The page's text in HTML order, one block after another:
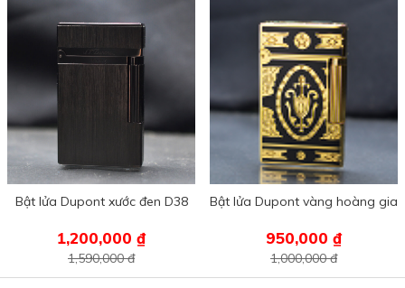
Bật lửa Dupont xước đen D38
1,200,000 ₫
1,590,000 đ
Bật lửa Dupont vàng hoàng gia
950,000 ₫
1,000,000 đ